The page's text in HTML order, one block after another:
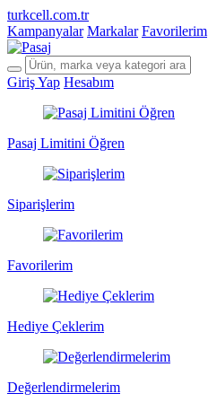
turkcell.com.tr
Kampanyalar Markalar Favorilerim
Giriş Yap Hesabım
Pasaj Limitini Öğren
Siparişlerim
Favorilerim
Hediye Çeklerim
Değerlendirmelerim